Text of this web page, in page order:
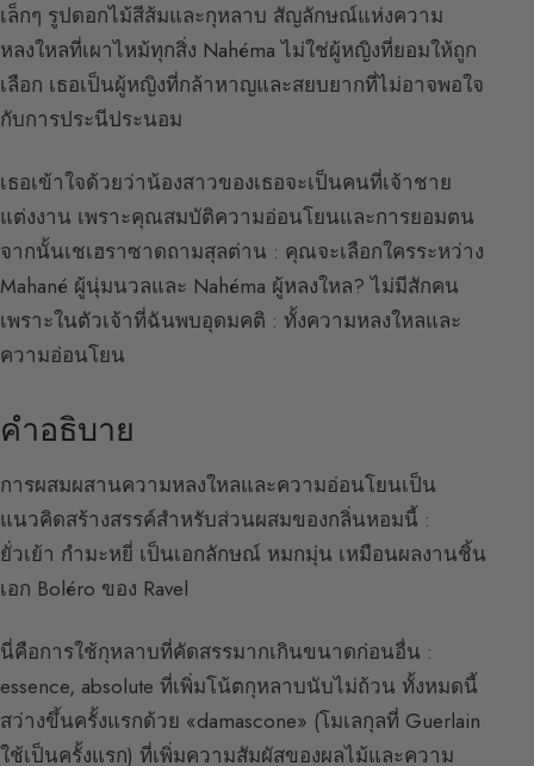
เล็กๆ รูปดอกไม้สีส้มและกุหลาบ สัญลักษณ์แห่งความ
หลงใหลที่เผาไหม้ทุกสิ่ง Nahéma ไม่ใช่ผู้หญิงที่ยอมให้ถูก
เลือก เธอเป็นผู้หญิงที่กล้าหาญและสยบยากที่ไม่อาจพอใจ
กับการประนีประนอม
เธอเข้าใจด้วยว่าน้องสาวของเธอจะเป็นคนที่เจ้าชาย
แต่งงาน เพราะคุณสมบัติความอ่อนโยนและการยอมตน
จากนั้นเชเฮราซาดถามสุลต่าน : คุณจะเลือกใครระหว่าง
Mahané ผู้นุ่มนวลและ Nahéma ผู้หลงใหล? ไม่มีสักคน
เพราะในตัวเจ้าที่ฉันพบอุดมคติ : ทั้งความหลงใหลและ
ความอ่อนโยน
คำอธิบาย
การผสมผสานความหลงใหลและความอ่อนโยนเป็น
แนวคิดสร้างสรรค์สำหรับส่วนผสมของกลิ่นหอมนี้ :
ยั่วเย้า กำมะหยี่ เป็นเอกลักษณ์ หมกมุ่น เหมือนผลงานชิ้น
เอก Boléro ของ Ravel
นี่คือการใช้กุหลาบที่คัดสรรมากเกินขนาดก่อนอื่น :
essence, absolute ที่เพิ่มโน้ตกุหลาบนับไม่ถ้วน ทั้งหมดนี้
สว่างขึ้นครั้งแรกด้วย «damascone» (โมเลกุลที่ Guerlain
ใช้เป็นครั้งแรก) ที่เพิ่มความสัมผัสของผลไม้และความ